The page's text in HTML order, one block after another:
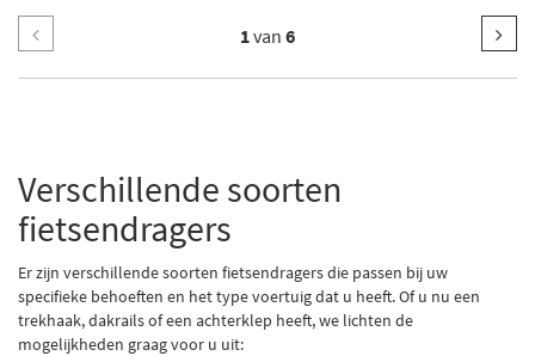
1van 6
Verschillende soorten
fietsendragers
Er zijn verschillende soorten fietsendragers die passen bij uw
specifieke behoeften en het type voertuig dat u heeft. Of u nu een
trekhaak, dakrails of een achterklep heeft, we lichten de
mogelijkheden graag voor u uit: